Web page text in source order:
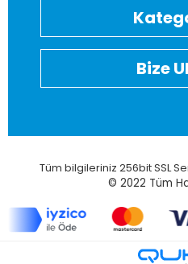
Bize
Tüm bilgileriniz 256bit SSL
© 2022 Tüm